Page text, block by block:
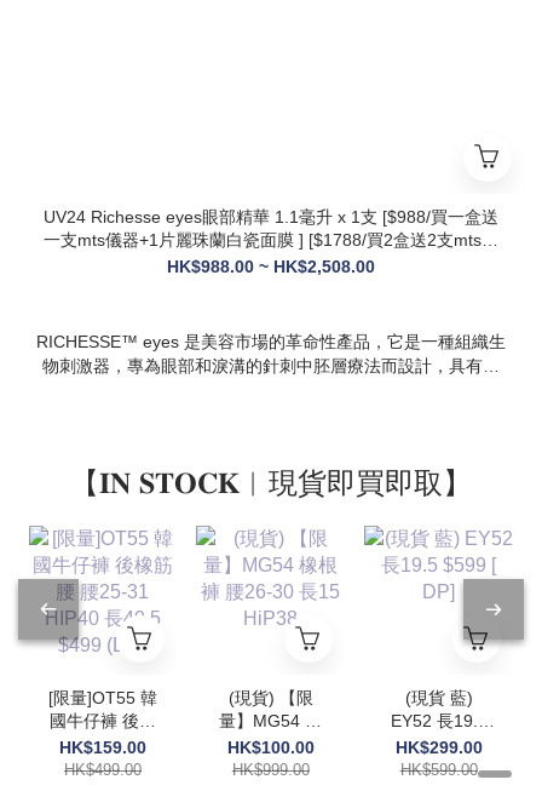
UV24 Richesse eyes眼部精華 1.1毫升 x 1支 [$988/買一盒送
一支mts儀器+1片麗珠蘭白瓷面膜 ] [$1788/買2盒送2支mts儀
器+1盒白瓷面膜+1支麗珠蘭修復面霜][ $2508/買3盒送3支mts
HK$988.00 ~ HK$2,508.00
RICHESSE™ eyes 是美容市場的革命性產品，它是一種組織生
物刺激器，專為眼部和淚溝的針刺中胚層療法而設計，具有填
【𝐈𝐍 𝐒𝐓𝐎𝐂𝐊︱現貨即買即取】
[限量]OT55 韓
國牛仔褲 後橡
筋腰 腰25-31
HIP40 長40.5
HK$159.00
HK$499.00
(現貨) 【限
量】MG54 橡
根褲 腰26-30
長15 HiP38
HK$100.00
HK$999.00
(現貨 藍)
EY52 長19.5
$599 [ DP]
HK$299.00
HK$599.00